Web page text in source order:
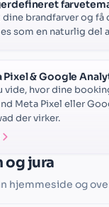
brandfarver og
som en naturlig del
Pixel & Google
vide, hvor dine
Meta Pixel eller
der virker.
og jura
hjemmeside og